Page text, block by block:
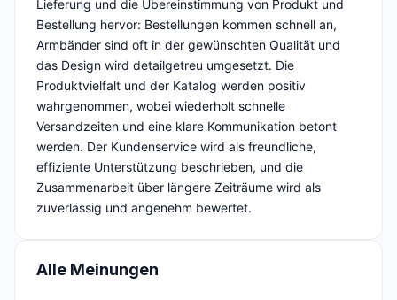
Lieferung und die Übereinstimmung von Produkt und
Bestellung hervor: Bestellungen kommen schnell an,
Armbänder sind oft in der gewünschten Qualität und
das Design wird detailgetreu umgesetzt. Die
Produktvielfalt und der Katalog werden positiv
wahrgenommen, wobei wiederholt schnelle
Versandzeiten und eine klare Kommunikation betont
werden. Der Kundenservice wird als freundliche,
effiziente Unterstützung beschrieben, und die
Zusammenarbeit über längere Zeiträume wird als
zuverlässig und angenehm bewertet.
Alle Meinungen